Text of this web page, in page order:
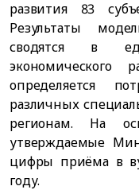
развития 83
Результаты
сводятся в
определяется
различных
регионам. На
утверждаемые
цифры приёма в
году.